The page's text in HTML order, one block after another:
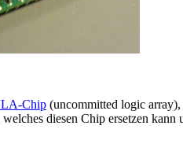
Chip (uncommitted logic
diesen Chip ersetzen